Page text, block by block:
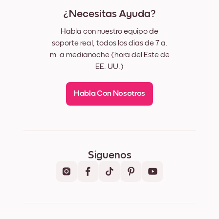
¿Necesitas Ayuda?
Habla con nuestro equipo de
soporte real, todos los días de 7 a.
m. a medianoche (hora del Este de
EE. UU.)
Habla Con Nosotros
Síguenos